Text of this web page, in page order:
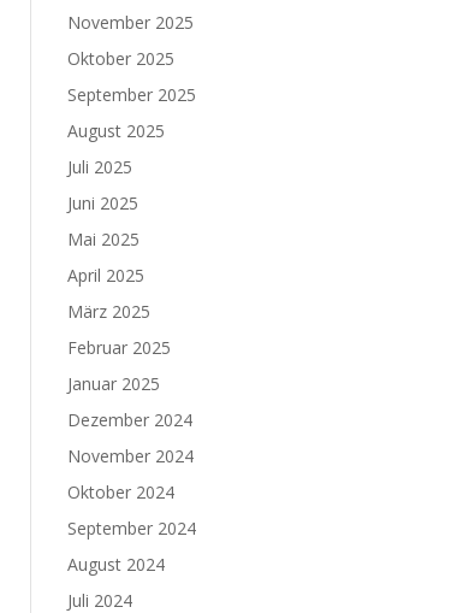
November 2025
Oktober 2025
September 2025
August 2025
Juli 2025
Juni 2025
Mai 2025
April 2025
März 2025
Februar 2025
Januar 2025
Dezember 2024
November 2024
Oktober 2024
September 2024
August 2024
Juli 2024